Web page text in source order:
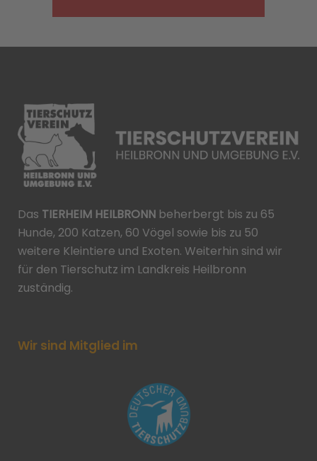
Das TIERHEIM HEILBRONN beherbergt bis zu 65
Hunde, 200 Katzen, 60 Vögel sowie bis zu 50
weitere Kleintiere und Exoten. Weiterhin sind wir
für den Tierschutz im Landkreis Heilbronn
zuständig.
Wir sind Mitglied im